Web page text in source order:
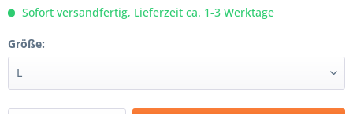
Sofort versandfertig, Lieferzeit ca. 1-3 Werktage
Größe: